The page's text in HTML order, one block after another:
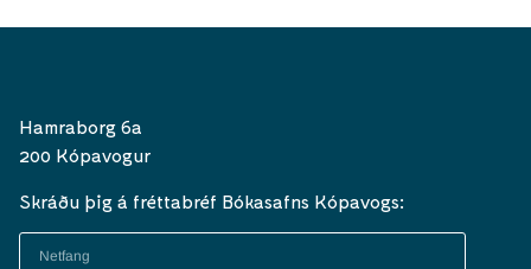
Hamraborg 6a
200 Kópavogur
Skráðu þig á fréttabréf Bókasafns Kópavogs: